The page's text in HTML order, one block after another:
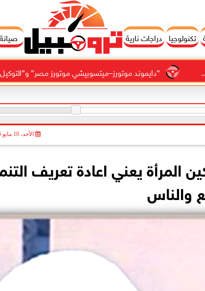
تكنولوجيا دراجات نارية صيانة
”دايموند موتورز–ميتسوبيشي موتورز مصر” و”التوكيل دوت كوم”
الأحد، 10 مايو 2026
المرأة يعني اعادة تعريف
والناس